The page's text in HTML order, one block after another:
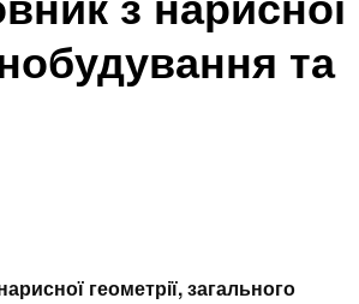
та
геометрії, загального